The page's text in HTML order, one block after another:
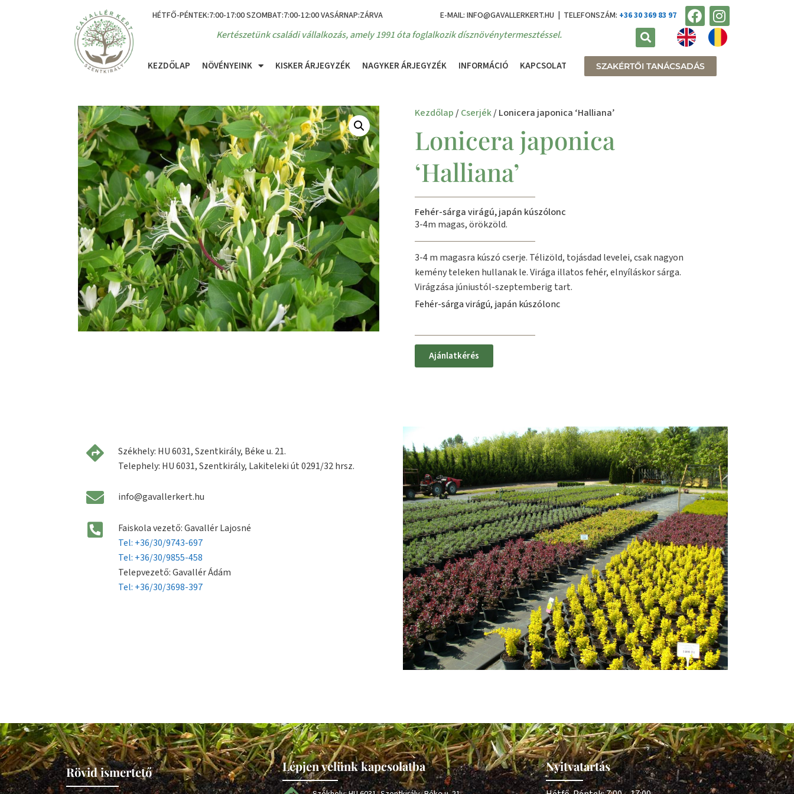
HÉTFŐ-PÉNTEK:7:00-17:00 SZOMBAT:7:00-12:00 VASÁRNAP:ZÁRVA E-MAIL: INFO@GAVALLERKERT.HU | TELEFONSZÁM: +36 30 369 83 97
Kertészetünk családi vállalkozás, amely 1991 óta foglalkozik dísznövénytermesztéssel.
KEZDŐLAP NÖVÉNYEINK KISKER ÁRJEGYZÉK NAGYKER ÁRJEGYZÉK INFORMÁCIÓ KAPCSOLAT SZAKÉRTŐI TANÁCSADÁS
Kezdőlap /Cserjék/ Lonicera japonica ‘Halliana’
Lonicera japonica
‘Halliana’
Fehér-sárga virágú, japán kúszólonc
3-4m magas, örökzöld.
3-4 m magasra kúszó cserje. Télizöld, tojásdad levelei, csak nagyon
kemény teleken hullanak le. Virága illatos fehér, elnyíláskor sárga.
Virágzása júniustól-szeptemberig tart.
Fehér-sárga virágú, japán kúszólonc
Ajánlatkérés
Székhely: HU 6031, Szentkirály, Béke u. 21.
Telephely: HU 6031, Szentkirály, Lakiteleki út 0291/32 hrsz.
info@gavallerkert.hu
Faiskola vezető: Gavallér Lajosné
Tel: +36/30/9743-697
Tel: +36/30/9855-458
Telepvezető: Gavallér Ádám
Tel: +36/30/3698-397
Rövid ismertető Lépjen velünk kapcsolatba Nyitvatartás